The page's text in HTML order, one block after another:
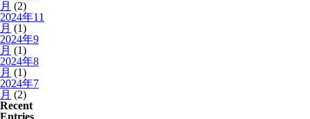
月 (2)
2024年11
月 (1)
2024年9
月 (1)
2024年8
月 (1)
2024年7
月 (2)
Recent
Entries